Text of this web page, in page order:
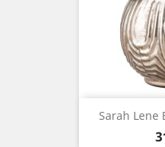
Sarah Lene